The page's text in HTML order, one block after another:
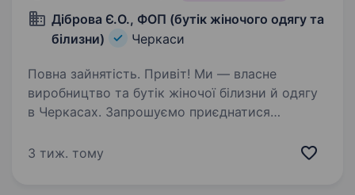
Діброва Є.О., ФОП (бутік жіночого одягу та
білизни)
Черкаси
Повна зайнятість. Привіт! Ми — власне
виробництво та бутік жіночої білизни й одягу
в Черкасах. Запрошуємо приєднатися
адміністратора-консультанта у магазин.
3 тиж. тому